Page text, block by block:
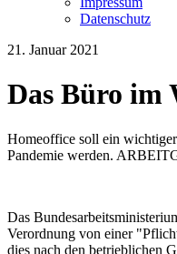
Datenschutz
21. Januar 2021
Das Büro im
Homeoffice soll ein
Pandemie werden.
Das
Verordnung von einer
dies nach den betrieblichen